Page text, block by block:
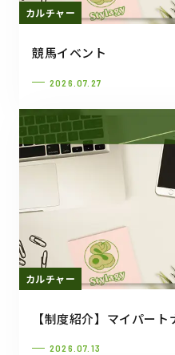
カルチャー
競馬イベント
2026.07.27
カルチャー
【制度紹介】マイパート
2026.07.13